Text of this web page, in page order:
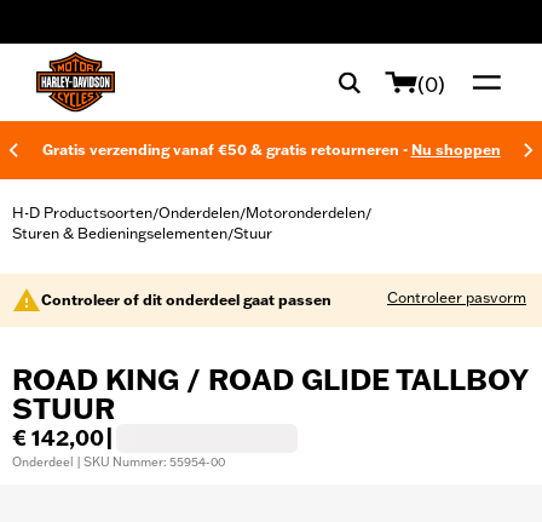
(0)
Gratis verzending vanaf €50 & gratis retourneren - Nu shoppen
H-D Productsoorten/Onderdelen/Motoronderdelen/
Sturen & Bedieningselementen/Stuur
Controleer of dit onderdeel gaat passen Controleer pasvorm
ROAD KING / ROAD GLIDE TALLBOY
STUUR
€ 142,00
Onderdeel | SKU Nummer: 55954-00